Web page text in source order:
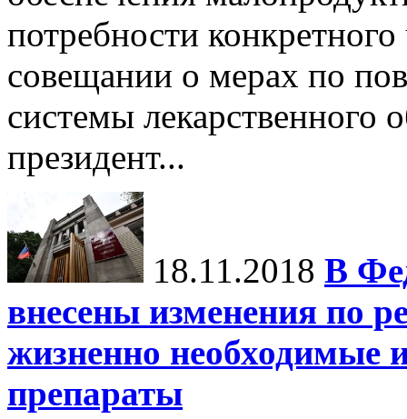
потребности
совещании о мерах по
системы лекарственного
президент...
18.11.2018 В
внесены изменения по
жизненно необходимые
препараты